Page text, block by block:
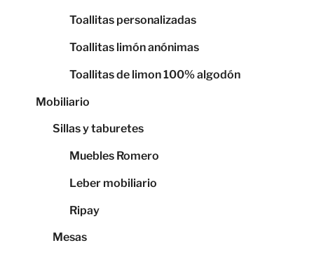
Toallitas personalizadas
Toallitas limón anónimas
Toallitas de limon 100% algodón
Mobiliario
Sillas y taburetes
Muebles Romero
Leber mobiliario
Ripay
Mesas